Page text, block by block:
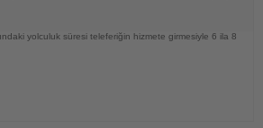
yolculuk süresi teleferiğin hizmete girmesiyle 6 ila 8